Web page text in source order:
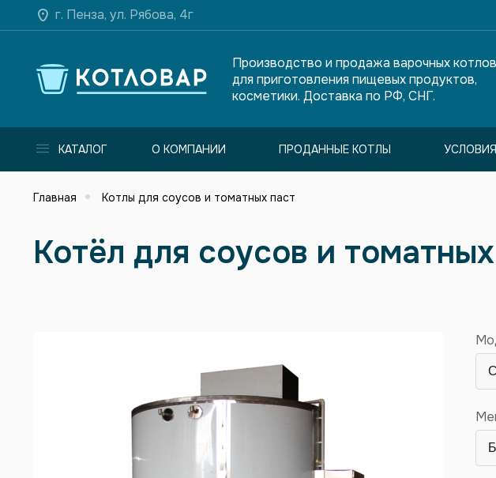
г. Пенза, ул. Рябова, 4г
Производство и продажа варочных котлов
для приготовления пищевых продуктов,
косметики. Доставка по РФ, СНГ.
КАТАЛОГ О КОМПАНИИ ПРОДАННЫЕ КОТЛЫ
Главная Котлы для соусов и томатных паст
Котёл для соусов и